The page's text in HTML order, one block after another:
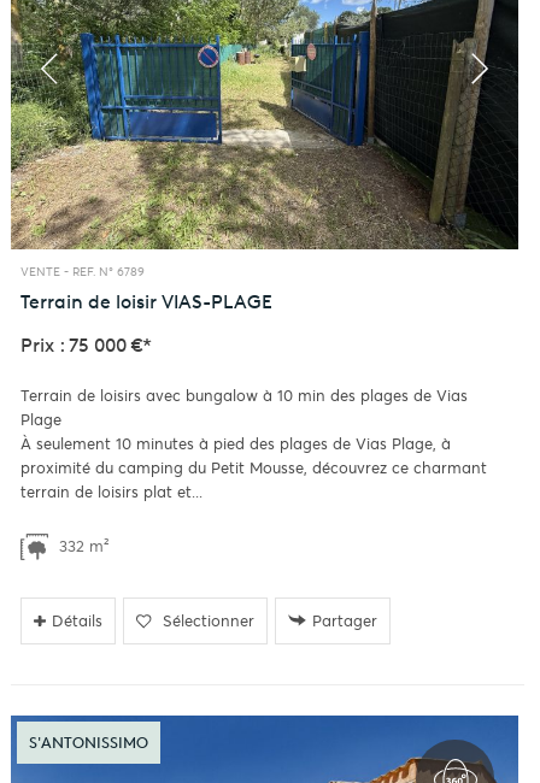
VENTE - REF. N° 6789
Terrain de loisir VIAS-PLAGE
Prix : 75 000 €*
Terrain de loisirs avec bungalow à 10 min des plages de Vias
Plage
À seulement 10 minutes à pied des plages de Vias Plage, à
proximité du camping du Petit Mousse, découvrez ce charmant
terrain de loisirs plat et...
332 m²
Détails Sélectionner Partager
S'ANTONISSIMO